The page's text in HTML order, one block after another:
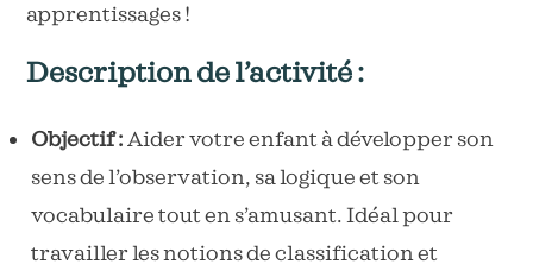
apprentissages !
Description de l’activité :
Objectif :Aider votre enfant à développer son
sens de l’observation, sa logique et son
vocabulaire tout en s’amusant. Idéal pour
travailler les notions de classification et